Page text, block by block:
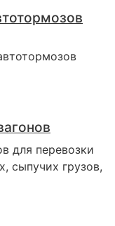
для перевозки
сыпучих грузов,